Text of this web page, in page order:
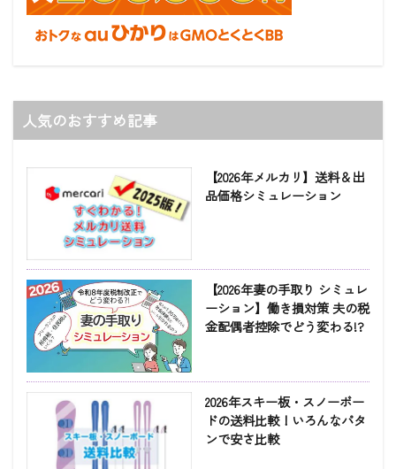
人気のおすすめ記事
【2026年メルカリ】送料＆出
品価格シミュレーション
【2026年妻の手取り シミュレ
ーション】働き損対策 夫の税
金配偶者控除でどう変わる!?
2026年スキー板・スノーボー
ドの送料比較！いろんなパタ
ンで安さ比較